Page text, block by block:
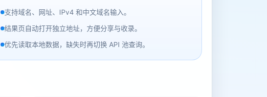
支持域名、网址、IPv4 和中文域名输入。
结果页自动打开独立地址，方便分享与收录。
优先读取本地数据，缺失时再切换 API 池查询。